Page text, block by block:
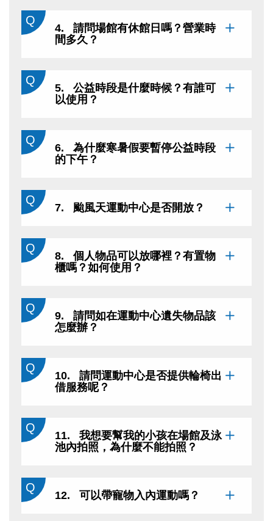
4. 請問場館有休館日嗎？營業時
間多久？
5. 公益時段是什麼時候？有誰可
以使用？
6. 為什麼寒暑假要暫停公益時段
的下午？
7. 颱風天運動中心是否開放？
8. 個人物品可以放哪裡？有置物
櫃嗎？如何使用？
9. 請問如在運動中心遺失物品該
怎麼辦？
10. 請問運動中心是否提供輪椅出
借服務呢？
11. 我想要幫我的小孩在場館及泳
池內拍照，為什麼不能拍照？
12. 可以帶寵物入內運動嗎？